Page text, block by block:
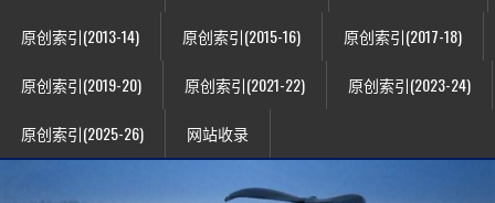
原创索引(2013-14) 原创索引(2015-16) 原创索引(2017-18)
原创索引(2019-20) 原创索引(2021-22) 原创索引(2023-24)
原创索引(2025-26) 网站收录